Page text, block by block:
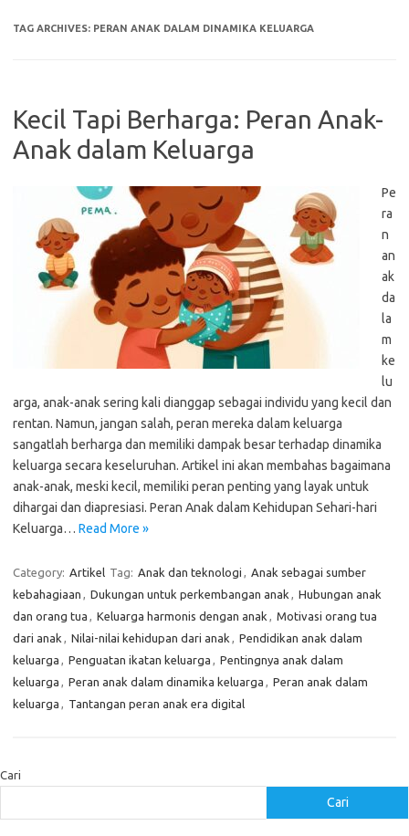
TAG ARCHIVES: PERAN ANAK DALAM DINAMIKA KELUARGA
Kecil Tapi Berharga: Peran Anak-
Anak dalam Keluarga
Pe
ra
n
an
ak
da
la
m
ke
lu
arga, anak-anak sering kali dianggap sebagai individu yang kecil dan
rentan. Namun, jangan salah, peran mereka dalam keluarga
sangatlah berharga dan memiliki dampak besar terhadap dinamika
keluarga secara keseluruhan. Artikel ini akan membahas bagaimana
anak-anak, meski kecil, memiliki peran penting yang layak untuk
dihargai dan diapresiasi. Peran Anak dalam Kehidupan Sehari-hari
Keluarga… Read More »
Category: Artikel Tag: Anak dan teknologi , Anak sebagai sumber
kebahagiaan , Dukungan untuk perkembangan anak , Hubungan anak
dan orang tua , Keluarga harmonis dengan anak , Motivasi orang tua
dari anak , Nilai-nilai kehidupan dari anak , Pendidikan anak dalam
keluarga , Penguatan ikatan keluarga , Pentingnya anak dalam
keluarga , Peran anak dalam dinamika keluarga , Peran anak dalam
keluarga , Tantangan peran anak era digital
Cari
Cari